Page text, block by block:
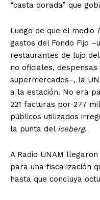
“casta dorada” que
Luego de que el medio
gastos del Fondo Fijo
restaurantes de lujo
no oficiales,
supermercados–, la
a la estación. No era
221 facturas por 277
públicos utilizados
la punta del iceberg.
A Radio UNAM
para una fiscalización
hasta que concluya